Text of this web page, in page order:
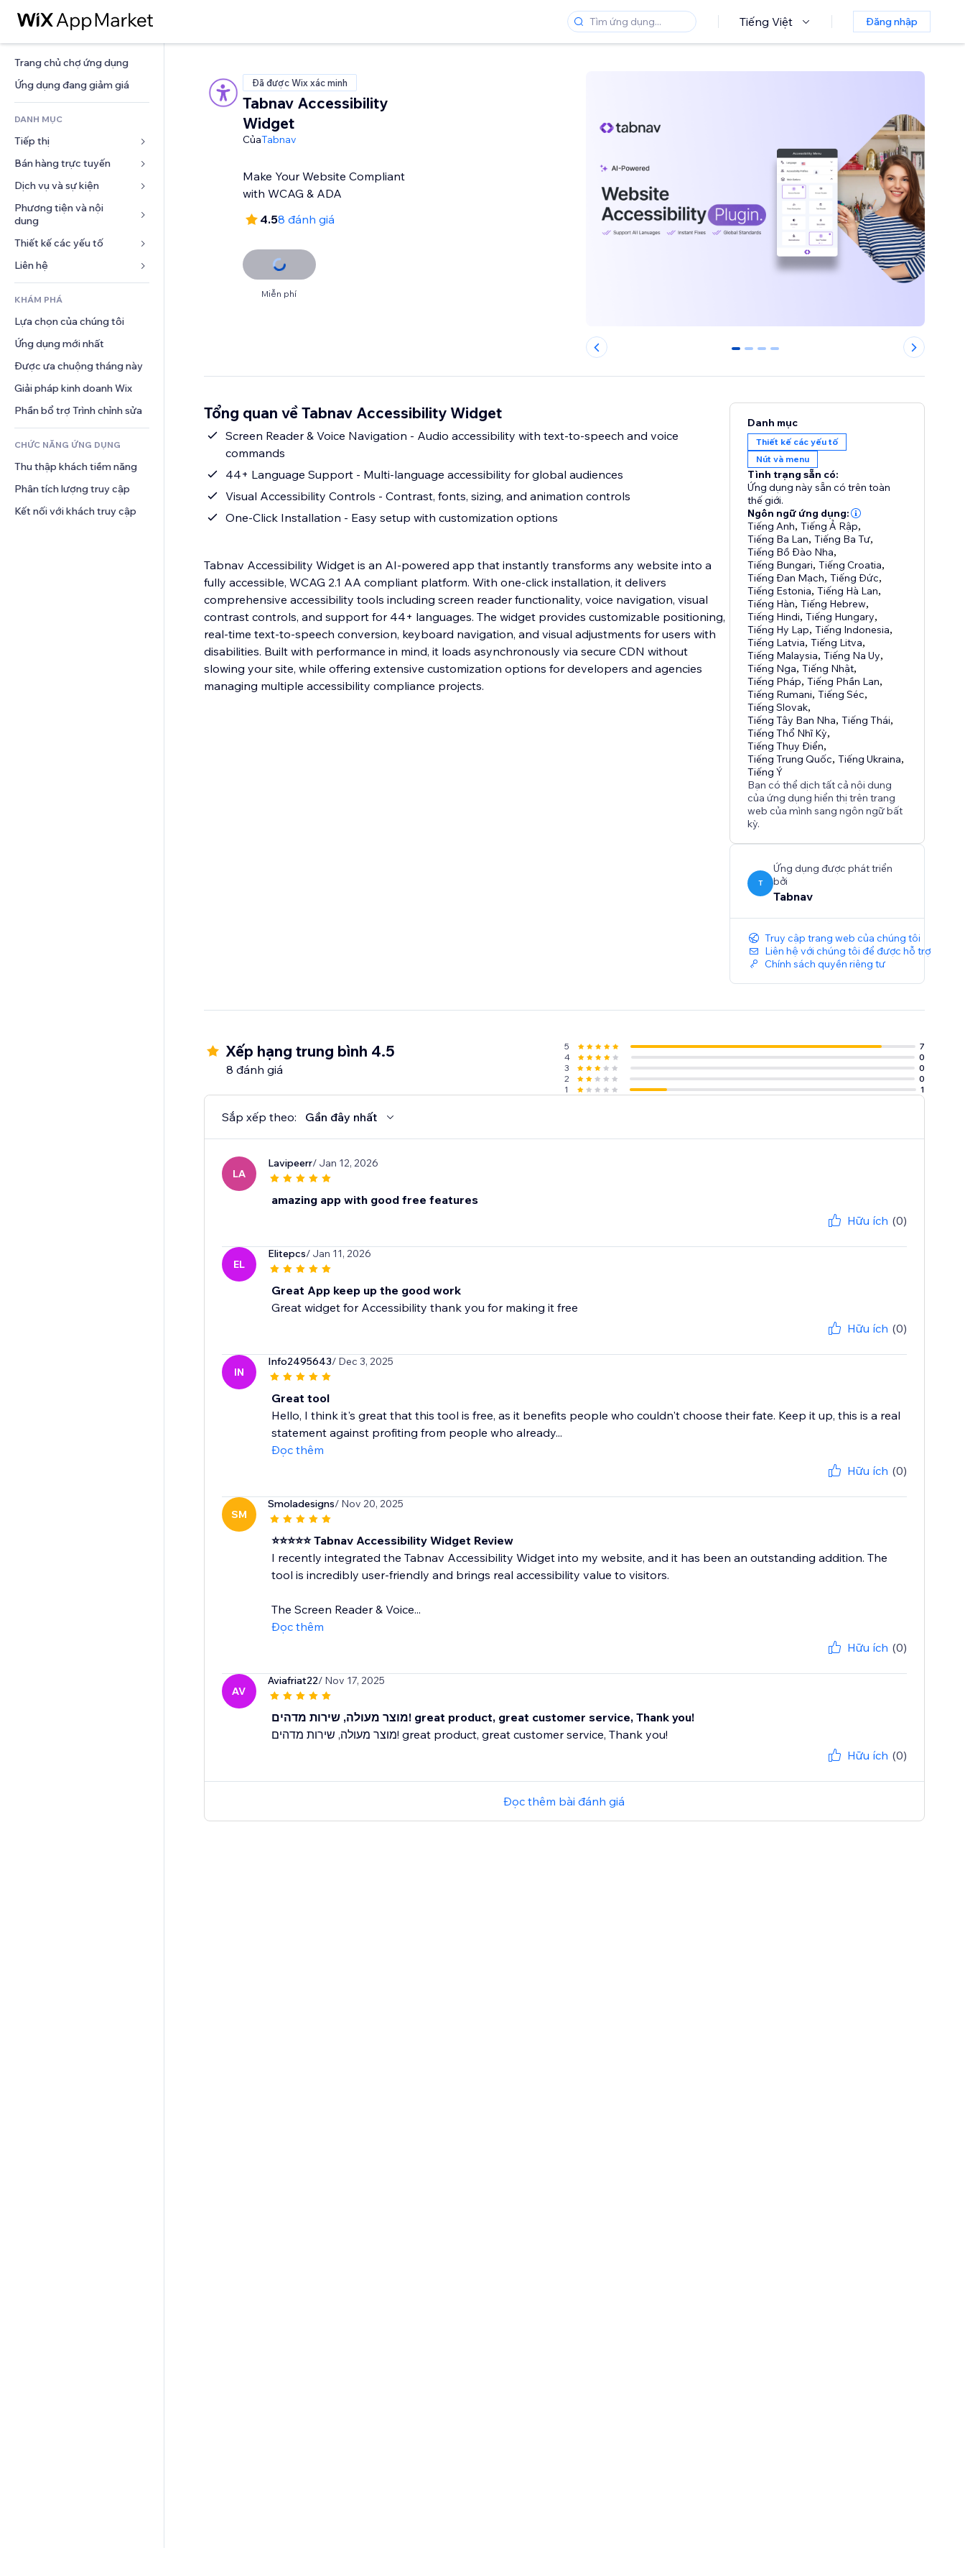
Tiếng Việt Đăng nhập
Trang chủ chợ ứng dụng
Ứng dụng đang giảm giá
DANH MỤC
Tiếp thị
Quảng cáo
Di động
Phân tích
Xã hội
SEO
Tương tác
Niêm yết trang web
Email
Hội thoại
Bán hàng trực tuyến
Ứng dụng cho Cửa hàng
Vận chuyển và Giao hàng
Nút bán hàng
Khóa học trực tuyến
In theo yêu cầu
Kế toán
Phiếu giảm giá và khách hàng
trung thành
Giải pháp kho bãi
chuyển
Định giá và gói đăng ký
Gọi vốn cộng đồng
Đồ ăn và thức uống
Dịch vụ và sự kiện
Khách sạn
Sự kiện
Nhà hàng
Bất động sản
Phương tiện và nội
dung
Bộ sưu tập ảnh
Âm nhạc
Tệp phát thanh
Nhiếp ảnh
Video
PDF
Chia sẻ tệp
Tin tức
Dịch vụ nội dung
Thiết kế các yếu tố
Bản đồ và dẫn đường
Quyền riêng tư và bảo mật
Đồng hồ
Mẫu trang
Hiệu ứng hình ảnh
Nút và menu
Biểu ngữ và Huy hiệu
Máy tính
Tìm kiếm
Thời tiết
Bảng biểu
Mẫu
Thăm dò ý kiến
Trò chuyện
Bình luận
Điện thoại
Cộng đồng
Đánh giá và chứng thực
Quản lý quan hệ khách hàng
KHÁM PHÁ
Lựa chọn của chúng tôi
Ứng dụng mới nhất
Được ưa chuộng tháng này
Giải pháp kinh doanh Wix
Phần bổ trợ Trình chỉnh sửa
CHỨC NĂNG ỨNG DỤNG
Thu thập khách tiềm năng
Phân tích lượng truy cập
Kết nối với khách truy cập
Đã được Wix xác minh
Tabnav Accessibility
Widget
CủaTabnav
Make Your Website Compliant
with WCAG & ADA
4.58 đánh giá
Miễn phí
0 1 2 3
Tổng quan về Tabnav Accessibility Widget
Screen Reader & Voice Navigation - Audio accessibility with text-to-speech and voice
commands
44+ Language Support - Multi-language accessibility for global audiences
Visual Accessibility Controls - Contrast, fonts, sizing, and animation controls
One-Click Installation - Easy setup with customization options
Tabnav Accessibility Widget is an AI-powered app that instantly transforms any website into a
fully accessible, WCAG 2.1 AA compliant platform. With one-click installation, it delivers
comprehensive accessibility tools including screen reader functionality, voice navigation, visual
contrast controls, and support for 44+ languages. The widget provides customizable positioning,
real-time text-to-speech conversion, keyboard navigation, and visual adjustments for users with
disabilities. Built with performance in mind, it loads asynchronously via secure CDN without
slowing your site, while offering extensive customization options for developers and agencies
managing multiple accessibility compliance projects.
Danh mục
Thiết kế các yếu tố
Nút và menu
Tình trạng sẵn có:
Ứng dụng này sẵn có trên toàn
thế giới.
Ngôn ngữ ứng dụng:
Tiếng Anh,Tiếng Ả Rập,
Tiếng Ba Lan,Tiếng Ba Tư,
Tiếng Bồ Đào Nha,
Tiếng Bungari,Tiếng Croatia,
Tiếng Đan Mạch,Tiếng Đức,
Tiếng Estonia,Tiếng Hà Lan,
Tiếng Hàn,Tiếng Hebrew,
Tiếng Hindi,Tiếng Hungary,
Tiếng Hy Lạp,Tiếng Indonesia,
Tiếng Latvia,Tiếng Litva,
Tiếng Malaysia,Tiếng Na Uy,
Tiếng Nga,Tiếng Nhật,
Tiếng Pháp,Tiếng Phần Lan,
Tiếng Rumani,Tiếng Séc,
Tiếng Slovak,
Tiếng Tây Ban Nha,Tiếng Thái,
Tiếng Thổ Nhĩ Kỳ,
Tiếng Thụy Điển,
Tiếng Trung Quốc,Tiếng Ukraina,
Tiếng Ý
Bạn có thể dịch tất cả nội dung
của ứng dụng hiển thị trên trang
web của mình sang ngôn ngữ bất
kỳ.
T
Ứng dụng được phát triển
bởi
Tabnav
Truy cập trang web của chúng tôi
Liên hệ với chúng tôi để được hỗ trợ
Chính sách quyền riêng tư
Xếp hạng trung bình 4.5
8 đánh giá
5
7
4
0
3
0
2
0
1
1
Sắp xếp theo: Gần đây nhất
LA
Lavipeerr/ Jan 12, 2026
amazing app with good free features
Hữu ích (0)
EL
Elitepcs/ Jan 11, 2026
Great App keep up the good work
Great widget for Accessibility thank you for making it free
Hữu ích (0)
IN
Info2495643/ Dec 3, 2025
Great tool
Hello, I think it's great that this tool is free, as it benefits people who couldn't choose their fate. Keep it up, this is a real
statement against profiting from people who already...
Đọc thêm
Hữu ích (0)
SM
Smoladesigns/ Nov 20, 2025
⭐️⭐️⭐️⭐️⭐️ Tabnav Accessibility Widget Review
I recently integrated the Tabnav Accessibility Widget into my website, and it has been an outstanding addition. The
tool is incredibly user-friendly and brings real accessibility value to visitors.
The Screen Reader & Voice...
Đọc thêm
Hữu ích (0)
AV
Aviafriat22/ Nov 17, 2025
מוצר מעולה, שירות מדהים! great product, great customer service, Thank you!
מוצר מעולה, שירות מדהים! great product, great customer service, Thank you!
Hữu ích (0)
Đọc thêm bài đánh giá